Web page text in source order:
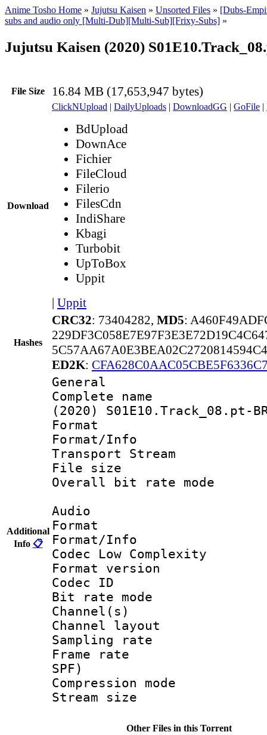
Anime Tosho Home » Jujutsu Kaisen » Unsorted Files » [Dubs-
subs and audio only [Multi-Dub][Multi-Sub][Frixy-Subs] »
Jujutsu Kaisen (2020)
File Size 16.84 MB (17,653,947 bytes)
Download
ClickNUpload | DailyUploads | DownloadGG | GoFile |
BdUpload
DownAce
Fichier
FileCloud
Filerio
FilesCdn
IndiShare
Kbagi
Turbobit
UpToBox
Uppit
| Uppit
Hashes
CRC32: 73404282, MD5:
ED2K:
Additional
Info 📋
General
Complete
(2020) S01E10.Track_08.pt-
Format :
Format/Info
Transport Stream
File size :
Overall bit rate
Audio
Format :
Format/Info :
Codec Low Complexity
Format
Codec
Bit rate
Channel(s)
Channel
Sampling
Frame rate :
SPF)
Compression
Stream size :
Other Files in this Torrent